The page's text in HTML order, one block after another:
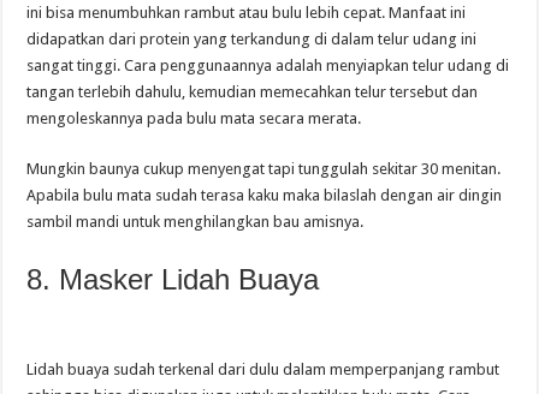
ini bisa menumbuhkan rambut atau bulu lebih cepat. Manfaat ini
didapatkan dari protein yang terkandung di dalam telur udang ini
sangat tinggi. Cara penggunaannya adalah menyiapkan telur udang di
tangan terlebih dahulu, kemudian memecahkan telur tersebut dan
mengoleskannya pada bulu mata secara merata.
Mungkin baunya cukup menyengat tapi tunggulah sekitar 30 menitan.
Apabila bulu mata sudah terasa kaku maka bilaslah dengan air dingin
sambil mandi untuk menghilangkan bau amisnya.
8. Masker Lidah Buaya
Lidah buaya sudah terkenal dari dulu dalam memperpanjang rambut